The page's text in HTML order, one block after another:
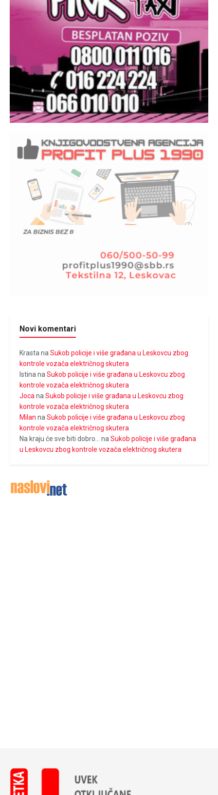
Novi komentari
Krasta na Sukob policije i više građana u Leskovcu zbog
kontrole vozača električnog skutera
Istina na Sukob policije i više građana u Leskovcu zbog
kontrole vozača električnog skutera
Joca na Sukob policije i više građana u Leskovcu zbog
kontrole vozača električnog skutera
Milan na Sukob policije i više građana u Leskovcu zbog
kontrole vozača električnog skutera
Na kraju će sve biti dobro...
na Sukob policije i više građana
u Leskovcu zbog kontrole vozača električnog skutera